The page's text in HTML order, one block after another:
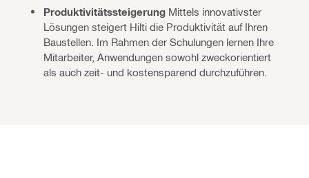
Produktivitätssteigerung Mittels innovativster
Lösungen steigert Hilti die Produktivität auf Ihren
Baustellen. Im Rahmen der Schulungen lernen Ihre
Mitarbeiter, Anwendungen sowohl zweckorientiert
als auch zeit- und kostensparend durchzuführen.